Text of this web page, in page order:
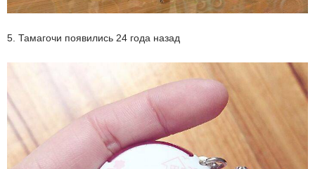
5. Тамагочи появились 24 года назад